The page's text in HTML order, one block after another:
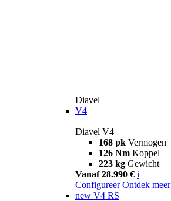
Diavel
V4
Diavel V4
168 pk Vermogen
126 Nm Koppel
223 kg Gewicht
Vanaf 28.990 € i
Configureer Ontdek meer
new V4 RS